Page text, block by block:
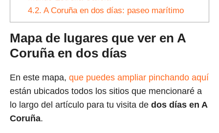
4.2. A Coruña en dos días: paseo marítimo
Mapa de lugares que ver en A
Coruña en dos días
En este mapa, que puedes ampliar pinchando aquí
están ubicados todos los sitios que mencionaré a
lo largo del artículo para tu visita de dos días en A
Coruña.